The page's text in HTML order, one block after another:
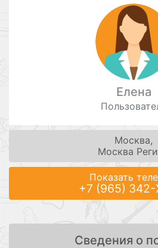
Елена
Москва,
Москва
Показать
+7 (965) 342-
Сведения о